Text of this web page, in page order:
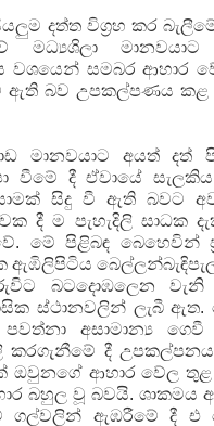
දත්ත විග‍්‍රහ කර බැලීමේ
මධ්‍යශිලා
වශයෙන් සමබර ආහාර
ඇති බව උපකල්පණය කළ
මානවයාට අයත් දත්
වීමේ දී ඒවායේ
සිදු වී ඇති බවට
දී ම පැහැදිලි සාධක
මේ පිළිබඳ බෙහෙවින්
ඇඹිලිපිටිය
බටදොඹලෙන වැනි
ස්ථානවලින් ලැබී ඇත.
අසාමාන්‍ය ගෙවී
කරගැනීමේ දී
ඔවුනගේ ආහාර වේල තුළ
බහුල වූ බවයි. ශාකමය
ගල්වලින් ඇඹරීමේ දී එ